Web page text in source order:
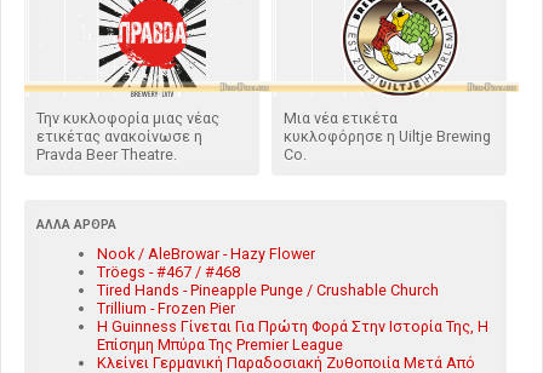
Την κυκλοφορία μιας νέας
ετικέτας ανακοίνωσε η
Pravda Beer Theatre.
Μια νέα ετικέτα
κυκλοφόρησε η Uiltje Brewing
Co.
ΆΛΛΑ ΆΡΘΡΑ
Nook / AleBrowar - Hazy Flower
Tröegs - #467 / #468
Tired Hands - Pineapple Punge / Crushable Church
Trillium - Frozen Pier
Η Guinness Γίνεται Για Πρώτη Φορά Στην Ιστορία Της, Η
Επίσημη Μπύρα Της Premier League
Κλείνει Γερμανική Παραδοσιακή Ζυθοποιία Μετά Από